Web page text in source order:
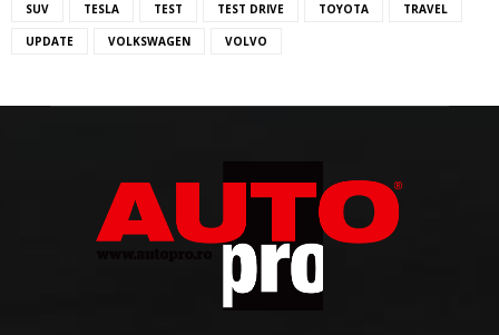
SUV TESLA TEST TEST DRIVE TOYOTA TRAVEL
UPDATE VOLKSWAGEN VOLVO